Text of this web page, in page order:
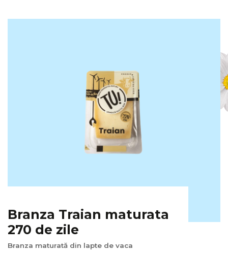
Branza Traian maturata
270 de zile
Branza maturată din lapte de vaca